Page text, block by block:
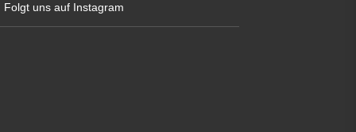
Folgt uns auf Instagram